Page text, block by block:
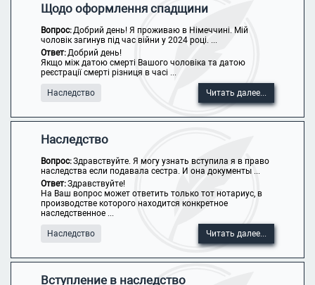
Щодо оформлення спадщини
Вопрос:Добрий день! Я проживаю в Німеччині. Мій
чоловік загинув під час війни у 2024 році. ...
Ответ:Добрий день!
Якщо між датою смерті Вашого чоловіка та датою
реєстрації смерті різниця в часі ...
Наследство Читать далее...
Наследство
Вопрос:Здравствуйте. Я могу узнать вступила я в право
наследства если подавала сестра. И она документы ...
Ответ:Здравствуйте!
На Ваш вопрос может ответить только тот нотариус, в
производстве которого находится конкретное
наследственное ...
Наследство Читать далее...
Вступление в наследство